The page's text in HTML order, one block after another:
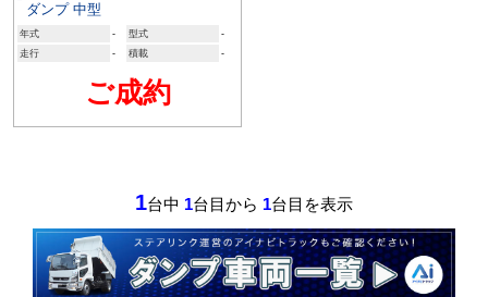
ダンプ 中型
年式 - 型式
-
走行
- 積載 -
ご成約
1台中 1台目から 1台目を表示